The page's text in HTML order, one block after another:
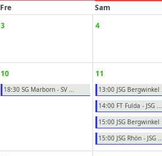
Fre Sam
3 4
10
18:30 SG Marborn - SV ...
11
13:00 JSG Bergwinkel
14:00 FT Fulda - JSG ...
15:00 JSG Bergwinkel
15:00 JSG Rhön - JSG ...